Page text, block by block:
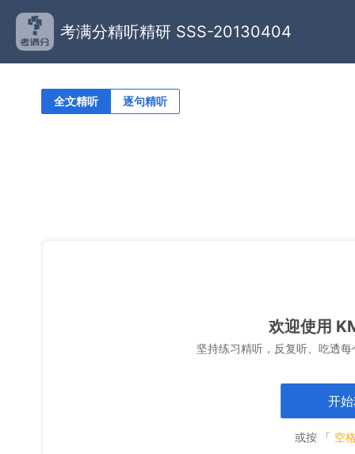
考满分精听精研 SSS-20130404
全文精听 逐句精听
欢迎使用
坚持练习精听，反复听、吃透
开
或按 「 空